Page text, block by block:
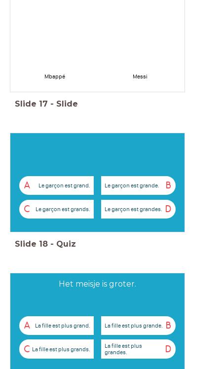
Mbappé Messi
Slide 17 - Slide
A Le garçon est grand. B
Le garçon est grande.
C Le garçon est grands. D
Le garçon est grandes.
Slide 18 - Quiz
Het meisje is groter.
A La fille est plus grand. B
La fille est plus grande.
C La fille est plus grands. D
La fille est plus
grandes.